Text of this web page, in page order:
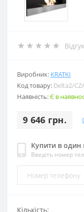
Виробник: KRATKI
Код товару: Delta2/
Наявність:Є в
9 646 грн.
Купити в один
Введіть номер
Кількість: